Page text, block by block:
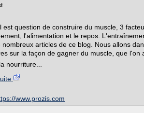
est question de construire du muscle, 3
l'alimentation et le repos.
nombreux articles de ce blog. Nous allons
sur la façon de gagner du muscle, que l'on
nourriture...
www.prozis.com